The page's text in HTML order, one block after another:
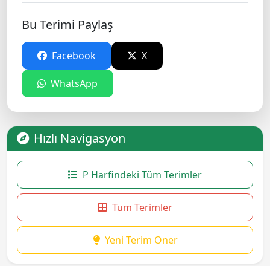
Bu Terimi Paylaş
Facebook X
WhatsApp
Hızlı Navigasyon
P Harfindeki Tüm Terimler
Tüm Terimler
Yeni Terim Öner